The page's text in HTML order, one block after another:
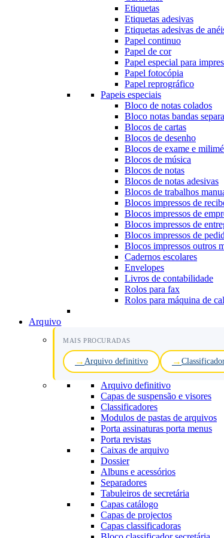
Etiquetas
Etiquetas adesivas
Etiquetas adesivas de
Papel continuo
Papel de cor
Papel especial para
Papel fotocópia
Papel reprográfico
Papeis especiais
Bloco de notas colados
Bloco notas bandas
Blocos de cartas
Blocos de desenho
Blocos de exame e
Blocos de música
Blocos de notas
Blocos de notas adesivas
Blocos de trabalhos
Blocos impressos de
Blocos impressos de
Blocos impressos de
Blocos impressos de
Blocos impressos outros
Cadernos escolares
Envelopes
Livros de contabilidade
Rolos para fax
Rolos para máquina de
Arquivo
MAIS PROCURADAS
Arquivo definitivo
Arquivo definitivo
Capas de suspensão e visores
Classificadores
Modulos de pastas de arquivos
Porta assinaturas porta menus
Porta revistas
Caixas de arquivo
Dossier
Albuns e acessórios
Separadores
Tabuleiros de secretária
Capas catálogo
Capas de projectos
Capas classificadoras